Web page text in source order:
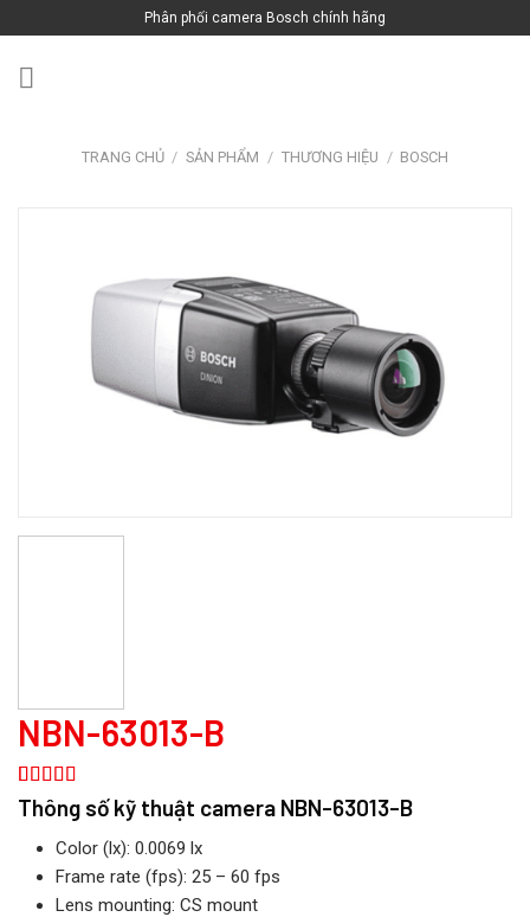
to
content
Phân phối camera Bosch chính hãng
TRANG CHỦ / SẢN PHẨM / THƯƠNG HIỆU / BOSCH
NBN-63013-B
5.00trên 5
dựa trên
1
đánh giá
Thông số kỹ thuật camera NBN-63013-B
Color (lx): 0.0069 lx
Frame rate (fps): 25 – 60 fps
Lens mounting: CS mount